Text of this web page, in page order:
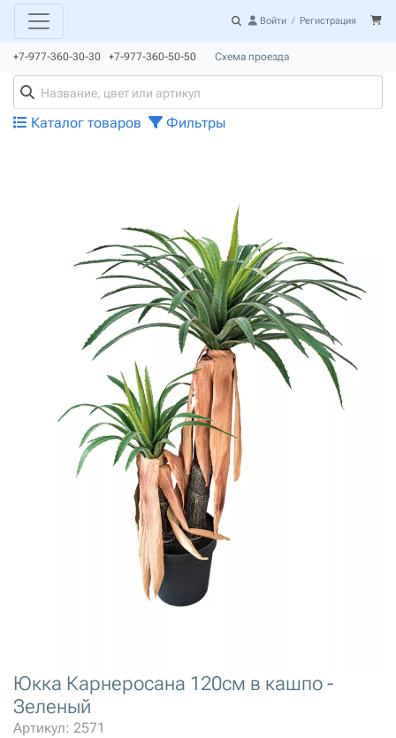
Войти / Регистрация
+7-977-360-30-30 +7-977-360-50-50 Схема проезда
Каталог товаров Фильтры
Юкка Карнеросана 120см в кашпо -
Зеленый
Артикул: 2571